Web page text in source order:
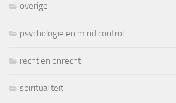
overige
psychologie en mind control
recht en onrecht
spiritualiteit